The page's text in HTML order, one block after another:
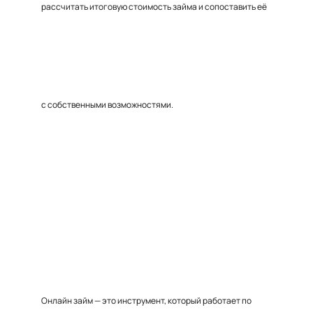
рассчитать итоговую стоимость займа и сопоставить её
с собственными возможностями.
Онлайн займ — это инструмент, который работает по